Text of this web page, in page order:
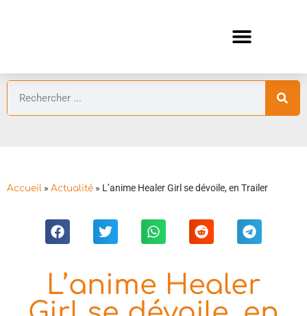
Accueil » Actualité » L’anime Healer Girl se dévoile, en Trailer
L’anime Healer